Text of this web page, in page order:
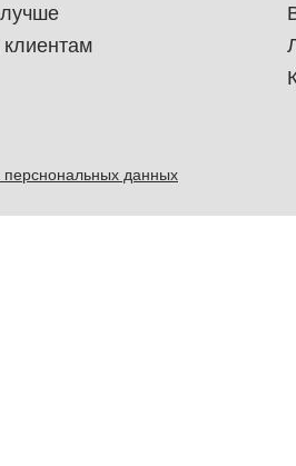
перснональных данных